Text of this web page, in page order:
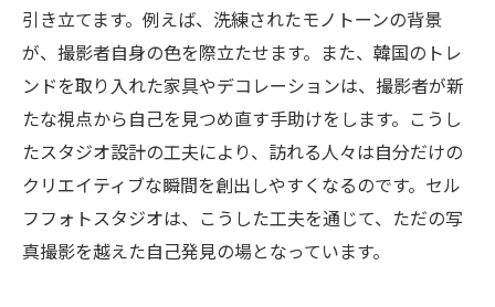
特別な瞬間を韓国風に撮影する方法
人生の重要な瞬間を韓国風に記録
韓国風のスタイルで特別な日の思い出を
人生の節目を華やかに表現する技
韓国風スタジオでの振り返りを楽しむ
引き立てます。例えば、洗練されたモノトーンの背景
が、撮影者自身の色を際立たせます。また、韓国のトレ
ンドを取り入れた家具やデコレーションは、撮影者が新
たな視点から自己を見つめ直す手助けをします。こうし
たスタジオ設計の工夫により、訪れる人々は自分だけの
クリエイティブな瞬間を創出しやすくなるのです。セル
フフォトスタジオは、こうした工夫を通じて、ただの写
真撮影を越えた自己発見の場となっています。